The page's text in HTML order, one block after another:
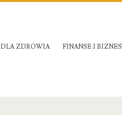
DLA ZDROWIA FINANSE I BIZNES